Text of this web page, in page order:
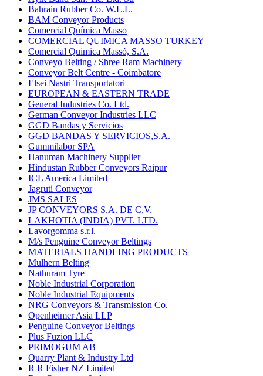
Bahrain Rubber Co. W.L.L.
BAM Conveyor Products
Comercial Química Masso
COMERCIAL QUIMICA MASSO TURKEY
Comercial Quimica Massó, S.A.
Conveyo Belting / Shree Ram Machinery
Conveyor Belt Centre - Coimbatore
Elsei Nastri Transportatori
EUROPEAN & EASTERN TRADE
General Industries Co. Ltd.
German Conveyor Industries LLC
GGD Bandas y Servicios
GGD BANDAS Y SERVICIOS,S.A.
Gummilabor SPA
Hanuman Machinery Supplier
Hindustan Rubber Conveyors Raipur
ICL America Limited
Jagruti Conveyor
JMS SALES
JP CONVEYORS S.A. DE C.V.
LAKHOTIA (INDIA) PVT. LTD.
Lavorgomma s.r.l.
M/s Penguine Conveyor Beltings
MATERIALS HANDLING PRODUCTS
Mulhern Belting
Nathuram Tyre
Noble Industrial Corporation
Noble Industrial Equipments
NRG Conveyors & Transmission Co.
Openheimer Asia LLP
Penguine Conveyor Beltings
Plus Fuzion LLC
PRIMOGUM AB
Quarry Plant & Industry Ltd
R R Fisher NZ Limited